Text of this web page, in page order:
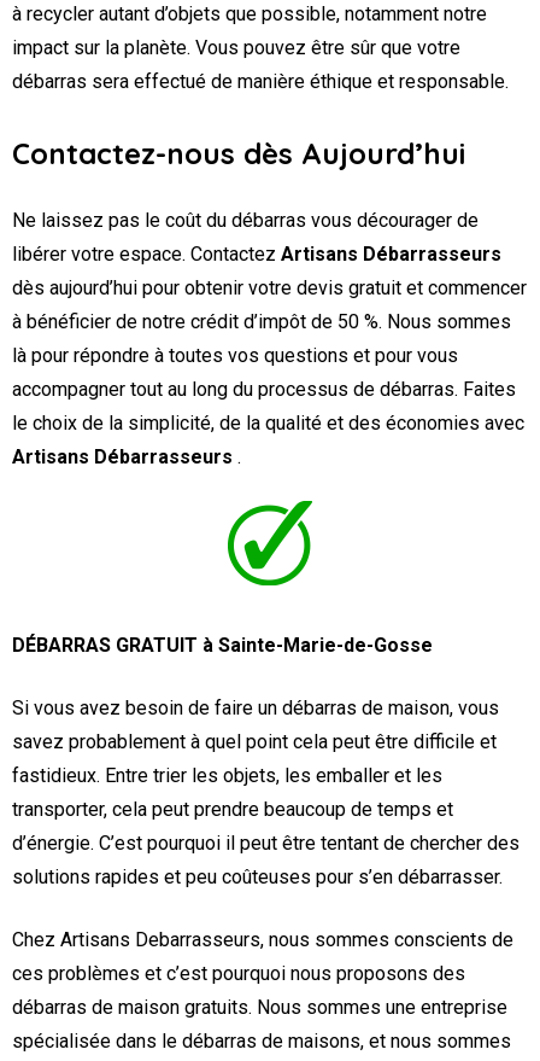
à recycler autant d’objets que possible, notamment notre
impact sur la planète. Vous pouvez être sûr que votre
débarras sera effectué de manière éthique et responsable.
Contactez-nous dès Aujourd’hui
Ne laissez pas le coût du débarras vous décourager de
libérer votre espace. Contactez Artisans Débarrasseurs
dès aujourd’hui pour obtenir votre devis gratuit et commencer
à bénéficier de notre crédit d’impôt de 50 %. Nous sommes
là pour répondre à toutes vos questions et pour vous
accompagner tout au long du processus de débarras. Faites
le choix de la simplicité, de la qualité et des économies avec
Artisans Débarrasseurs .
DÉBARRAS GRATUIT à Sainte-Marie-de-Gosse
Si vous avez besoin de faire un débarras de maison, vous
savez probablement à quel point cela peut être difficile et
fastidieux. Entre trier les objets, les emballer et les
transporter, cela peut prendre beaucoup de temps et
d’énergie. C’est pourquoi il peut être tentant de chercher des
solutions rapides et peu coûteuses pour s’en débarrasser.
Chez Artisans Debarrasseurs, nous sommes conscients de
ces problèmes et c’est pourquoi nous proposons des
débarras de maison gratuits. Nous sommes une entreprise
spécialisée dans le débarras de maisons, et nous sommes